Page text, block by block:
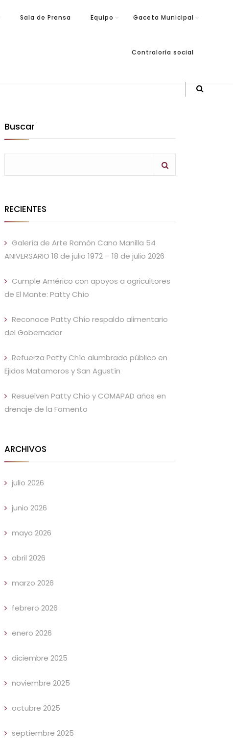
Sala de Prensa Equipo Gaceta Municipal
Contraloría social
Buscar
RECIENTES
Galería de Arte Ramón Cano Manilla 54
ANIVERSARIO 18 de julio 1972 – 18 de julio 2026
Cumple Américo con apoyos a agricultores
de El Mante: Patty Chío
Reconoce Patty Chío respaldo alimentario
del Gobernador
Refuerza Patty Chío alumbrado público en
Ejidos Matamoros y San Agustín
Resuelven Patty Chío y COMAPAD años en
drenaje de la Fomento
ARCHIVOS
julio 2026
junio 2026
mayo 2026
abril 2026
marzo 2026
febrero 2026
enero 2026
diciembre 2025
noviembre 2025
octubre 2025
septiembre 2025